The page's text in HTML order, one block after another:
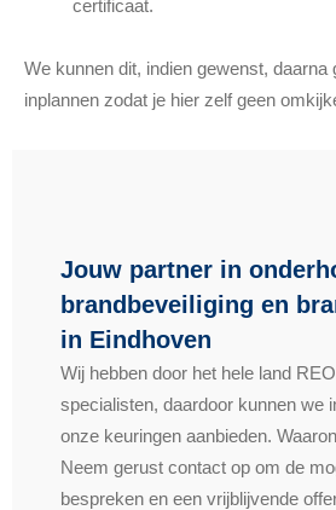
certificaat.
We kunnen dit, indien gewenst, daarna
inplannen zodat je hier zelf geen
Jouw partner in
brandbeveiliging en
in Eindhoven
Wij hebben door het hele land
specialisten, daardoor kunnen we
onze keuringen aanbieden.
Neem gerust contact op om de
bespreken en een vrijblijvende